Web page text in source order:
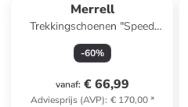
Merrell
Trekkingschoenen "Speed
Remix GTX"
zwart/donkerblauw
-60%
vanaf: € 66,99
Adviesprijs (AVP): € 170,00*